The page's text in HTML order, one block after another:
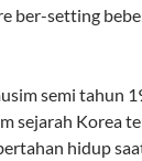
ber-setting
semi tahun
sejarah Korea
hidup